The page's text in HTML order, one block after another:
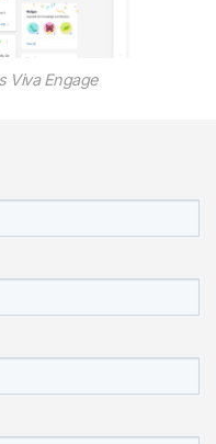
Viva Engage